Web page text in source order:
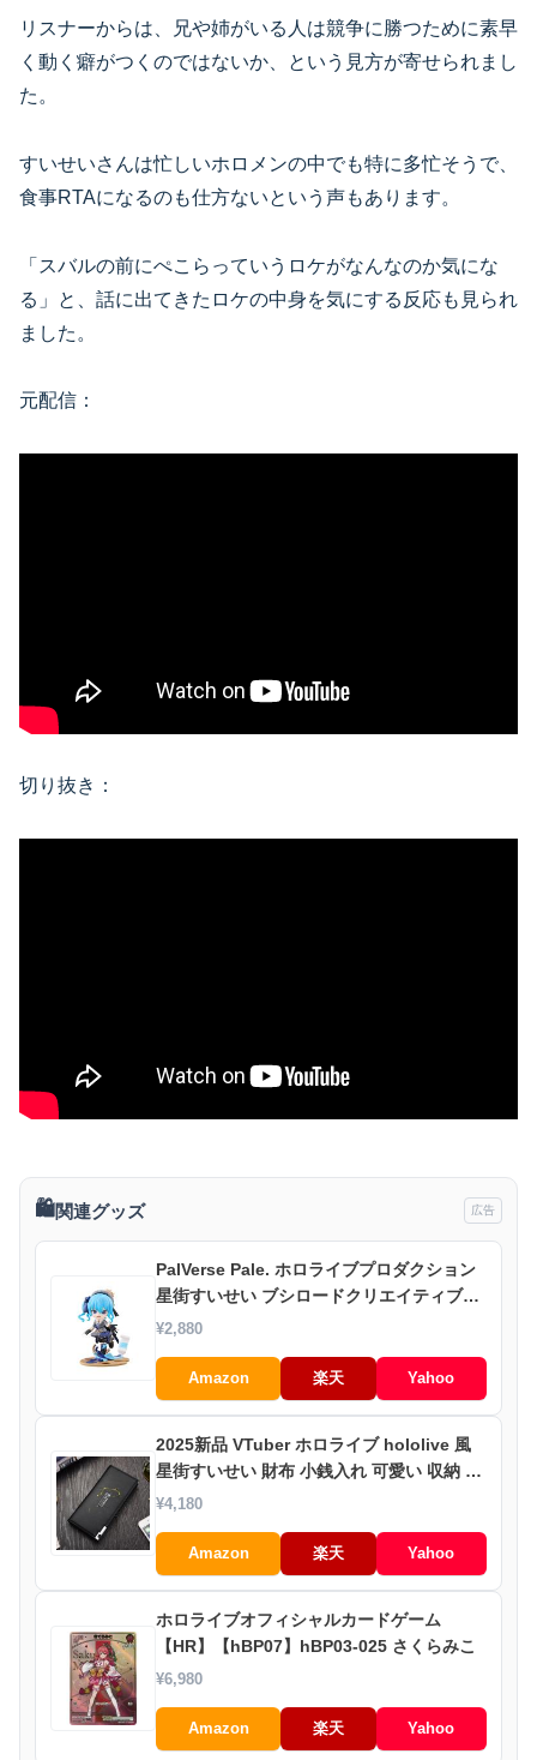
リスナーからは、兄や姉がいる人は競争に勝つために素早
く動く癖がつくのではないか、という見方が寄せられまし
た。
すいせいさんは忙しいホロメンの中でも特に多忙そうで、
食事RTAになるのも仕方ないという声もあります。
「スバルの前にぺこらっていうロケがなんなのか気にな
る」と、話に出てきたロケの中身を気にする反応も見られ
ました。
元配信：
切り抜き：
🛍️関連グッズ 広告
PalVerse Pale. ホロライブプロダクション
星街すいせい ブシロードクリエイティブ
（ZF159930）
¥2,880
Amazon 楽天 Yahoo
2025新品 VTuber ホロライブ hololive 風
星街すいせい 財布 小銭入れ 可愛い 収納 便
利 軽量 おしゃれ プレゼント
¥4,180
Amazon 楽天 Yahoo
ホロライブオフィシャルカードゲーム
【HR】【hBP07】hBP03-025 さくらみこ
¥6,980
Amazon 楽天 Yahoo